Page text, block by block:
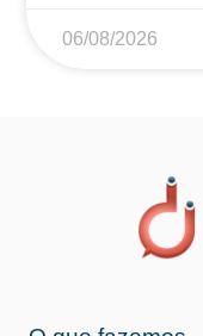
06/08/2026